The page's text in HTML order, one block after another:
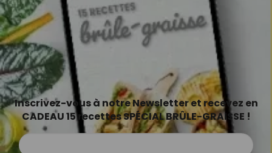
Inscrivez-vous à notre Newsletter et recevez en
CADEAU 15 recettes SPÉCIAL BRÛLE-GRAISSE !